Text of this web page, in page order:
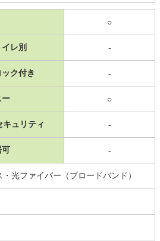
○
レ別 -
ク付き -
ー ○
キュリティ -
可 -
光ファイバー（ブロードバンド）